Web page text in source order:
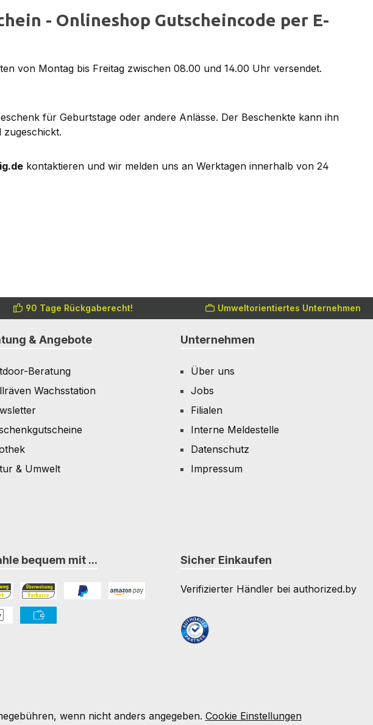
- Onlineshop Gutscheincode per E-
von Montag bis Freitag zwischen 08.00 und 14.00 Uhr versendet.
für Geburtstage oder andere Anlässe. Der Beschenkte kann ihn
zugeschickt.
kontaktieren und wir melden uns an Werktagen innerhalb von 24
90 Tage Rückgaberecht! Umweltorientiertes Unternehmen
& Angebote
Beratung
Wachsstation
& Umwelt
Unternehmen
Über uns
Jobs
Filialen
Interne Meldestelle
Datenschutz
Impressum
(non-EU)
Zone 2
bequem mit ...
in der Filiale
Vorkasse
Sicher Einkaufen
Verifizierter Händler bei authorized.by
wenn nicht anders angegeben. Cookie Einstellungen